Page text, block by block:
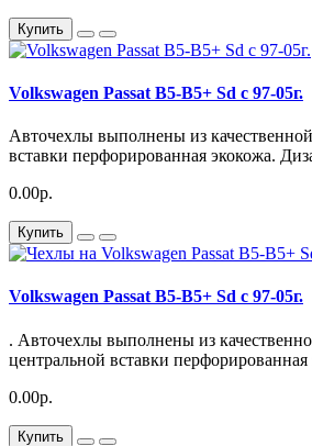
Купить
Volkswagen Passat B5-B5+ Sd с 97-05г.
Авточехлы выполнены из
вставки перфорированная экокожа.
0.00р.
Купить
Volkswagen Passat B5-B5+ Sd с 97-05г.
. Авточехлы выполнены из
центральной вставки перфорированная
0.00р.
Купить